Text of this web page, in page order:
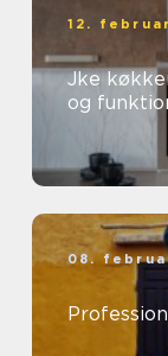
12.
Jke
og
08.